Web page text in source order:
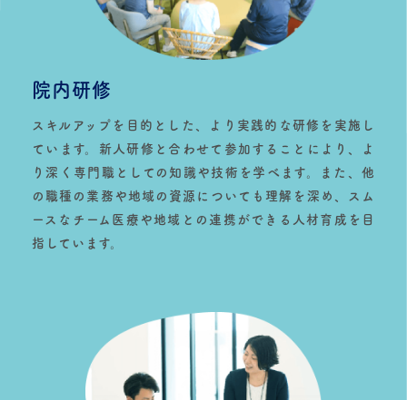
院内研修
スキルアップを目的とした、より実践的な研修を実施し
ています。新人研修と合わせて参加することにより、よ
り深く専門職としての知識や技術を学べます。また、他
の職種の業務や地域の資源についても理解を深め、スム
ースなチーム医療や地域との連携ができる人材育成を目
指しています。